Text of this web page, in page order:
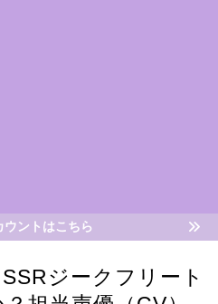
ントはこちら
ジークフリート